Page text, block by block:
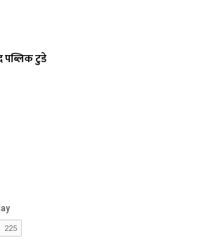
पब्लिक टुडे